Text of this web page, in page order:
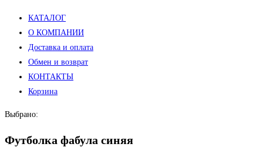
КАТАЛОГ
О КОМПАНИИ
Доставка и оплата
Обмен и возврат
КОНТАКТЫ
Корзина
Выбрано:
Футболка фабула синяя